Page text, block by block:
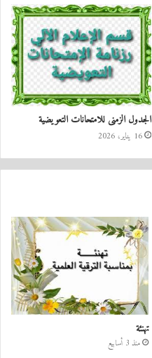
الجدول الزمنى للامتحانات التعويضية
16 يناير، 2026
تهنئة
منذ 3 أسابيع